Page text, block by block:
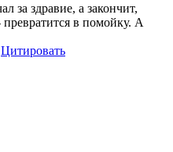
за здравие, а закончит,
в помойку. А
Цитировать